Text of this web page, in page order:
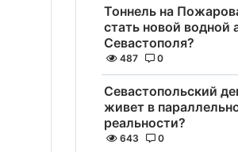
Тоннель на
стать новой водной
Севастополя?
487 0
Севастопольский
живет в
реальности?
643 0